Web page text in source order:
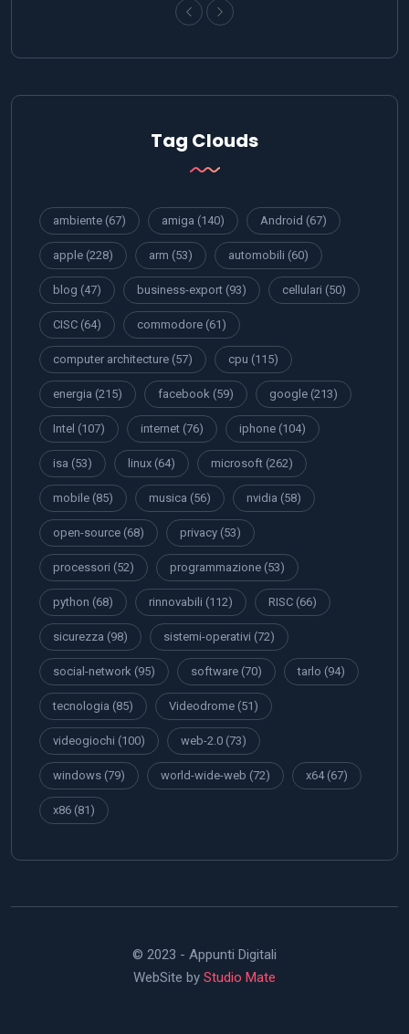
Tag Clouds
ambiente (67) amiga (140) Android (67)
apple (228) arm (53) automobili (60)
blog (47) business-export (93) cellulari (50)
CISC (64) commodore (61)
computer architecture (57) cpu (115)
energia (215) facebook (59) google (213)
Intel (107) internet (76) iphone (104)
isa (53) linux (64) microsoft (262)
mobile (85) musica (56) nvidia (58)
open-source (68) privacy (53)
processori (52) programmazione (53)
python (68) rinnovabili (112) RISC (66)
sicurezza (98) sistemi-operativi (72)
social-network (95) software (70) tarlo (94)
tecnologia (85) Videodrome (51)
videogiochi (100) web-2.0 (73)
windows (79) world-wide-web (72) x64(67)
x86 (81)
© 2023 - Appunti Digitali
WebSite by Studio Mate